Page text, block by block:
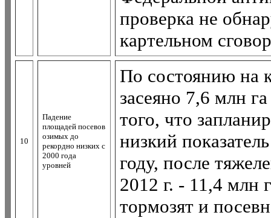
проверка не
картельном
10
Падение
площадей посевов
озимых до
рекордно низких с
2000 года
уровней
По состоянию на
засеяно 7,6 млн
того, что
низкий
году, после
2012 г. - 11,4 млн
тормозят и